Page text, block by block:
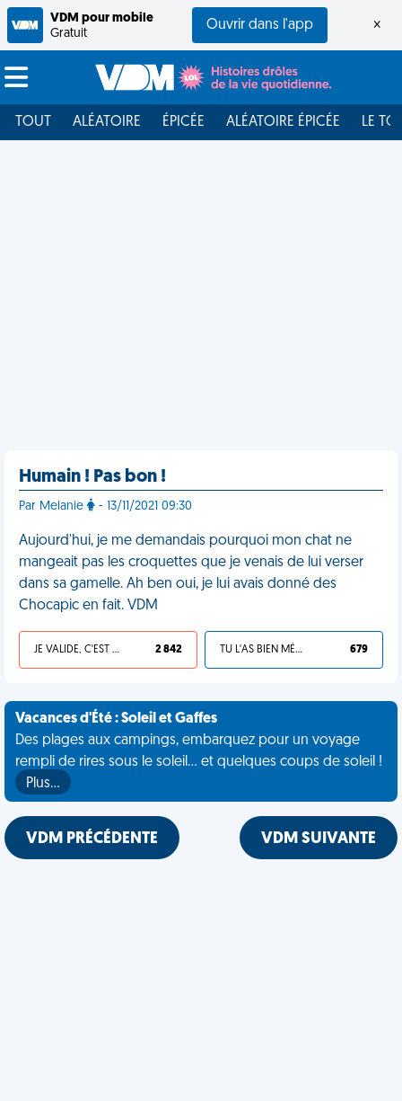
VDM pour mobile
Gratuit
Ouvrir dans l'app ×
TOUT ALÉATOIRE ÉPICÉE ALÉATOIRE ÉPICÉE LE
Humain ! Pas bon !
Par Melanie - 13/11/2021 09:30
Aujourd'hui, je me demandais pourquoi mon chat ne
mangeait pas les croquettes que je venais de lui verser
dans sa gamelle. Ah ben oui, je lui avais donné des
Chocapic en fait. VDM
JE VALIDE, C'EST UNE VDM 2 842 TU L'AS BIEN MÉRITÉ 679
Vacances d'Été : Soleil et Gaffes
Des plages aux campings, embarquez pour un voyage
rempli de rires sous le soleil... et quelques coups de soleil !
Plus…
VDM PRÉCÉDENTE VDM SUIVANTE